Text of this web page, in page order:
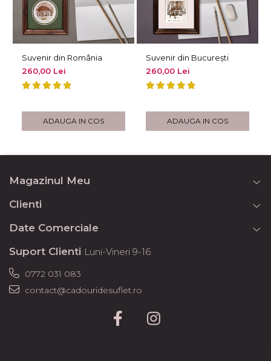
Suvenir din România
260,00 Lei
ADAUGA IN COS
Suvenir din București
260,00 Lei
ADAUGA IN COS
Magazinul Meu
Clienti
Date Comerciale
Suport Clienti Luni-Vineri 9-16
0772 031 083
contact@cadouridesuflet.ro